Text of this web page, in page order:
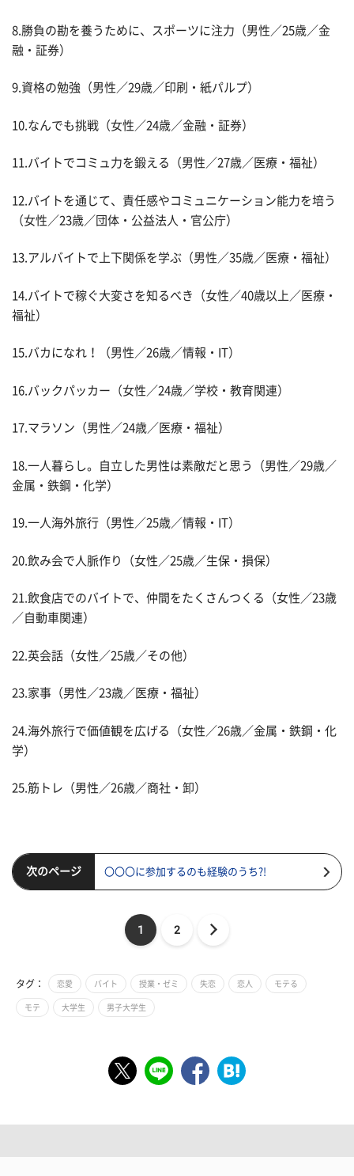
8.勝負の勘を養うために、スポーツに注力（男性／25歳／金
融・証券）
9.資格の勉強（男性／29歳／印刷・紙パルプ）
10.なんでも挑戦（女性／24歳／金融・証券）
11.バイトでコミュ力を鍛える（男性／27歳／医療・福祉）
12.バイトを通じて、責任感やコミュニケーション能力を培う
（女性／23歳／団体・公益法人・官公庁）
13.アルバイトで上下関係を学ぶ（男性／35歳／医療・福祉）
14.バイトで稼ぐ大変さを知るべき（女性／40歳以上／医療・
福祉）
15.バカになれ！（男性／26歳／情報・IT）
16.バックパッカー（女性／24歳／学校・教育関連）
17.マラソン（男性／24歳／医療・福祉）
18.一人暮らし。自立した男性は素敵だと思う（男性／29歳／
金属・鉄鋼・化学）
19.一人海外旅行（男性／25歳／情報・IT）
20.飲み会で人脈作り（女性／25歳／生保・損保）
21.飲食店でのバイトで、仲間をたくさんつくる（女性／23歳
／自動車関連）
22.英会話（女性／25歳／その他）
23.家事（男性／23歳／医療・福祉）
24.海外旅行で価値観を広げる（女性／26歳／金属・鉄鋼・化
学）
25.筋トレ（男性／26歳／商社・卸）
次のページ 〇〇〇に参加するのも経験のうち?!
1 2
タグ： 恋愛 バイト 授業・ゼミ 失恋 恋人 モテる
モテ 大学生 男子大学生